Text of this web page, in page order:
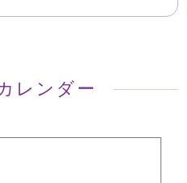
レンダー